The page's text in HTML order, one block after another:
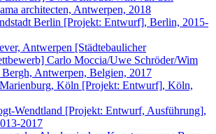
architecten, Antwerpen, 2018
Berlin [Projekt: Entwurf], Berlin, 2015-
Antwerpen [Städtebaulicher
Carlo Moccia/Uwe Schröder/Wim
Bergh, Antwerpen, Belgien, 2017
Köln [Projekt: Entwurf], Köln,
Wendtland [Projekt: Entwurf, Ausführung],
2017